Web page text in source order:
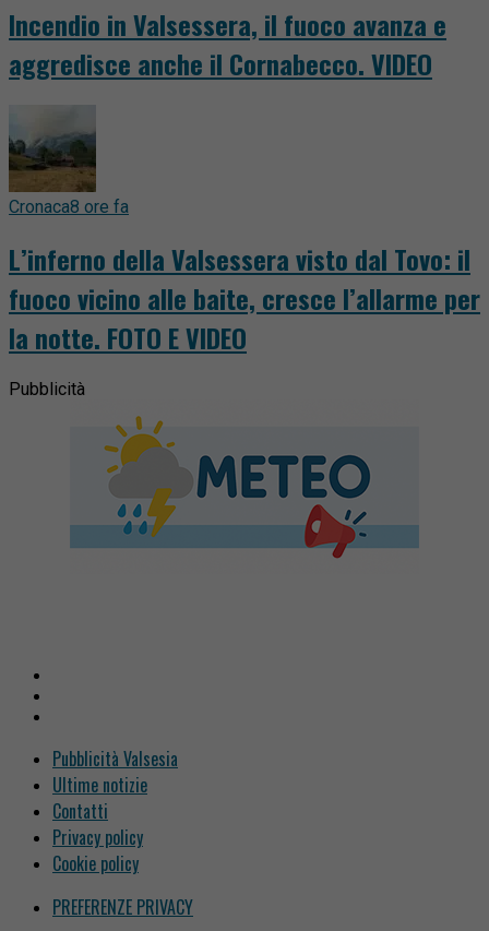
Incendio in Valsessera, il fuoco avanza e
aggredisce anche il Cornabecco. VIDEO
Cronaca8 ore fa
L’inferno della Valsessera visto dal Tovo: il
fuoco vicino alle baite, cresce l’allarme per
la notte. FOTO E VIDEO
Pubblicità
Pubblicità Valsesia
Ultime notizie
Contatti
Privacy policy
Cookie policy
PREFERENZE PRIVACY